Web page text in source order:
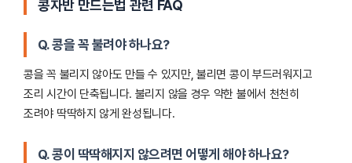
콩자반 만드는법 관련 FAQ
Q. 콩을 꼭 불려야 하나요?
콩을 꼭 불리지 않아도 만들 수 있지만, 불리면 콩이 부드러워지고
조리 시간이 단축됩니다. 불리지 않을 경우 약한 불에서 천천히
조려야 딱딱하지 않게 완성됩니다.
Q. 콩이 딱딱해지지 않으려면 어떻게 해야 하나요?